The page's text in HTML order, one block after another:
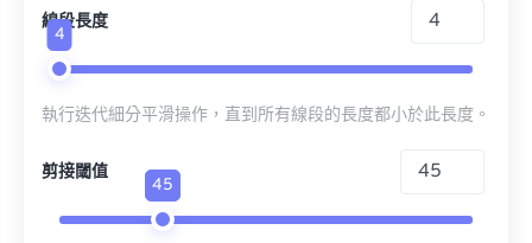
線段長度
4
執行迭代細分平滑操作，直到所有線段的長度都小於此長度。
剪接閾值
45